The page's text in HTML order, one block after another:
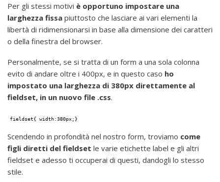
Per gli stessi motivi è opportuno impostare una
larghezza fissa piuttosto che lasciare ai vari elementi la
libertà di ridimensionarsi in base alla dimensione dei caratteri
o della finestra del browser.
Personalmente, se si tratta di un form a una sola colonna
evito di andare oltre i 400px, e in questo caso ho
impostato una larghezza di 380px direttamente al
fieldset, in un nuovo file .css.
fieldset{ width:380px;}
Scendendo in profondità nel nostro form, troviamo come
figli diretti del fieldset le varie etichette label e gli altri
fieldset e adesso ti occuperai di questi, dandogli lo stesso
stile.